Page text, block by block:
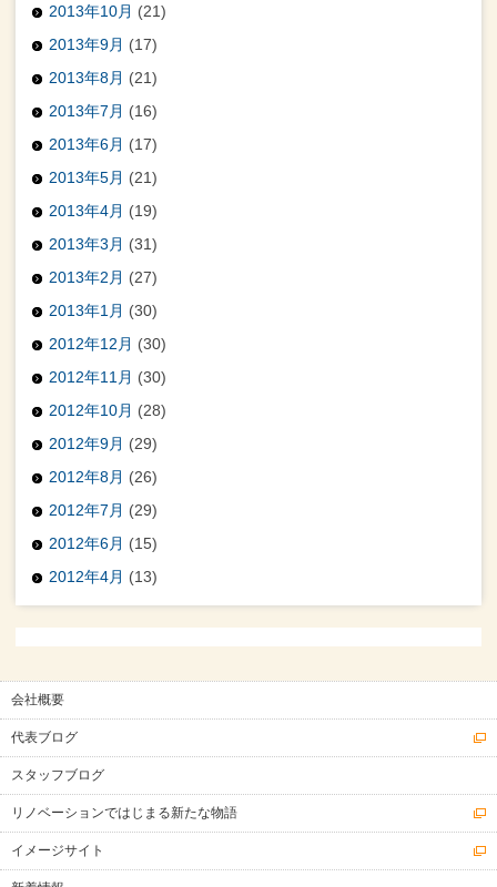
2013年10月 (21)
2013年9月 (17)
2013年8月 (21)
2013年7月 (16)
2013年6月 (17)
2013年5月 (21)
2013年4月 (19)
2013年3月 (31)
2013年2月 (27)
2013年1月 (30)
2012年12月 (30)
2012年11月 (30)
2012年10月 (28)
2012年9月 (29)
2012年8月 (26)
2012年7月 (29)
2012年6月 (15)
2012年4月 (13)
会社概要
代表ブログ
スタッフブログ
リノベーションではじまる新たな物語
イメージサイト